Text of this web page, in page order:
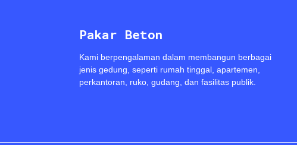
Pakar Beton
Kami berpengalaman dalam membangun berbagai
jenis gedung, seperti rumah tinggal, apartemen,
perkantoran, ruko, gudang, dan fasilitas publik.